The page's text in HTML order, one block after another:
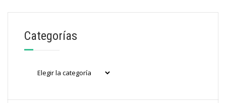
Categorías